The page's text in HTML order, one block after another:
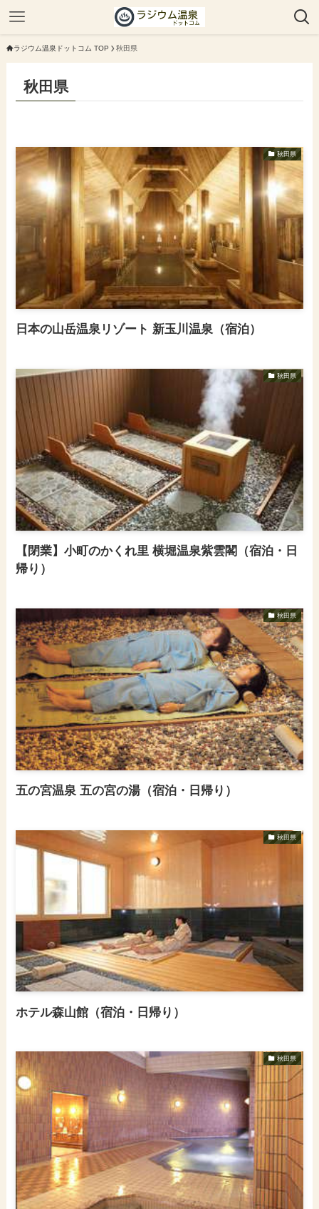
ラジウム温泉ドットコム TOP 秋田県
秋田県
秋田県
日本の山岳温泉リゾート 新玉川温泉（宿泊）
秋田県
【閉業】小町のかくれ里 横堀温泉紫雲閣（宿泊・日
帰り）
秋田県
五の宮温泉 五の宮の湯（宿泊・日帰り）
秋田県
ホテル森山館（宿泊・日帰り）
秋田県